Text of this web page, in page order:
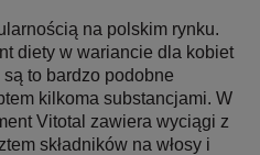
na polskim rynku.
diety w wariancie dla kobiet
to bardzo podobne
kilkoma substancjami. W
Vitotal zawiera wyciągi z
składników na włosy i